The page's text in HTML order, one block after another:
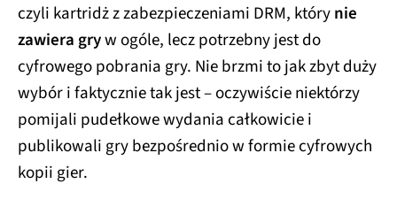
czyli kartridż z zabezpieczeniami DRM, którynie
zawiera gryw ogóle, lecz potrzebny jest do
cyfrowego pobrania gry. Nie brzmi to jak zbyt duży
wybór i faktycznie tak jest – oczywiście niektórzy
pomijali pudełkowe wydania całkowicie i
publikowali gry bezpośrednio w formie cyfrowych
kopii gier.